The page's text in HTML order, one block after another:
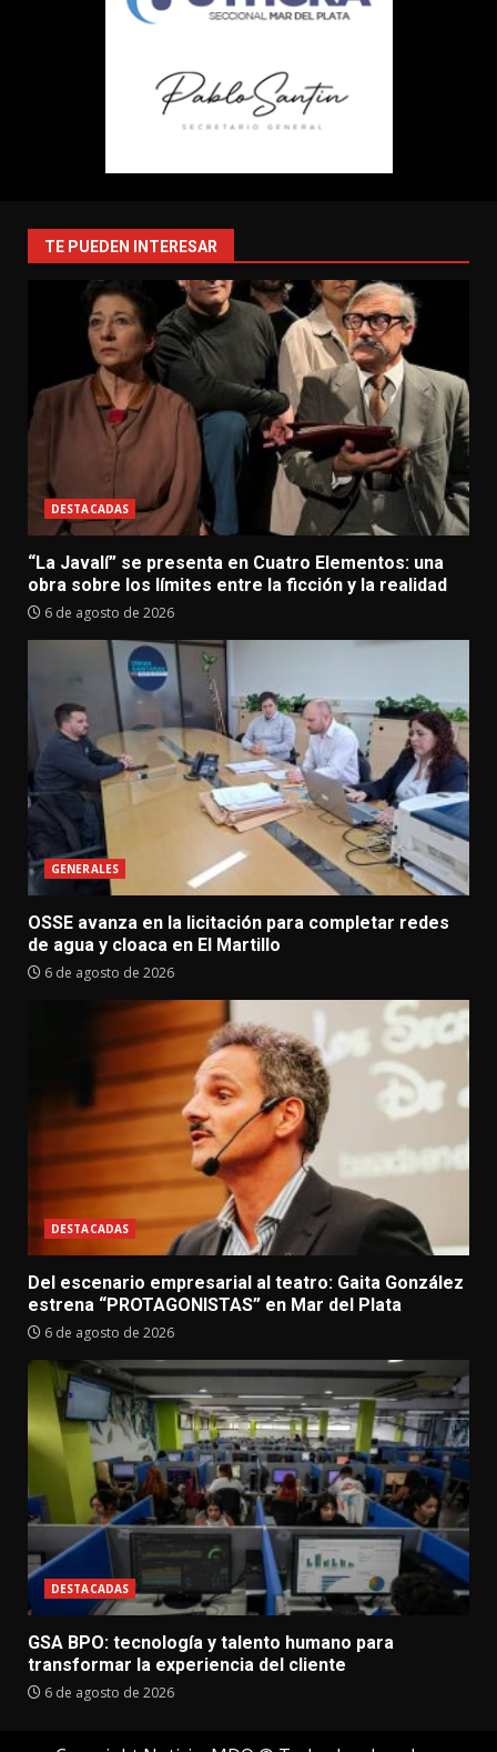
TE PUEDEN INTERESAR
DESTACADAS
“La Javalí” se presenta en Cuatro Elementos: una
obra sobre los límites entre la ficción y la realidad
6 de agosto de 2026
GENERALES
OSSE avanza en la licitación para completar redes
de agua y cloaca en El Martillo
6 de agosto de 2026
DESTACADAS
Del escenario empresarial al teatro: Gaita González
estrena “PROTAGONISTAS” en Mar del Plata
6 de agosto de 2026
DESTACADAS
GSA BPO: tecnología y talento humano para
transformar la experiencia del cliente
6 de agosto de 2026